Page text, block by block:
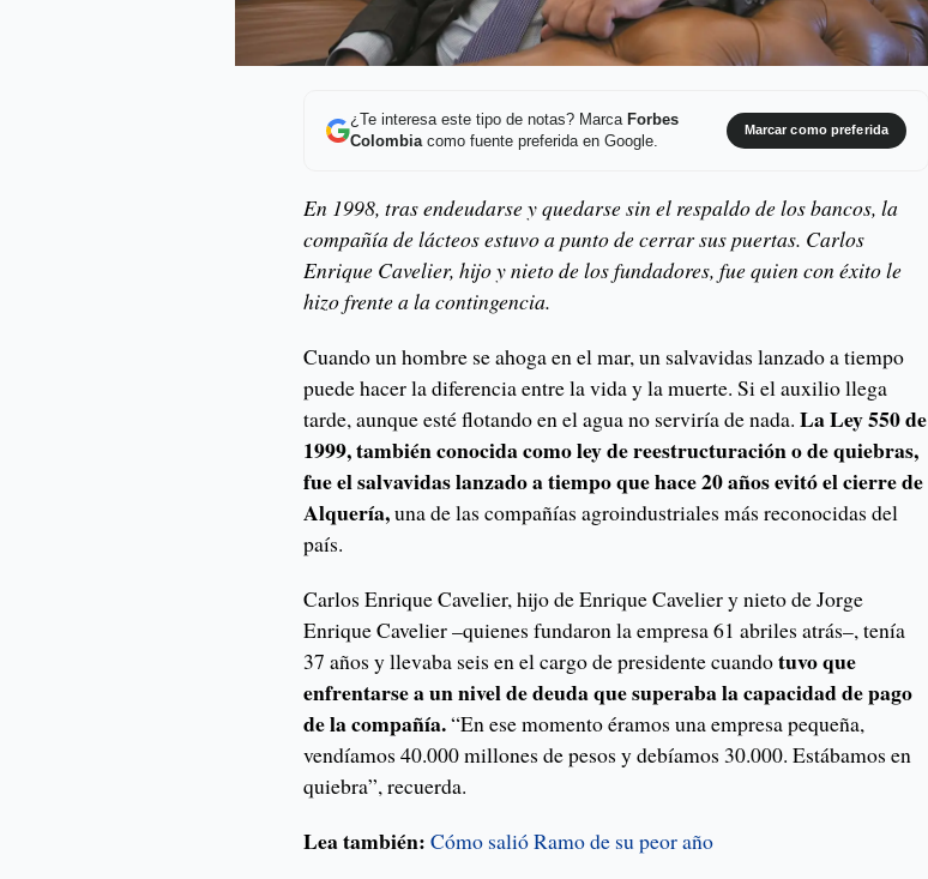
¿Te interesa este tipo de notas? Marca Forbes
Colombiacomo fuente preferida en Google.
Marcar como preferida
En 1998, tras endeudarse y quedarse sin el respaldo de los bancos, la
compañía de lácteos estuvo a punto de cerrar sus puertas. Carlos
Enrique Cavelier, hijo y nieto de los fundadores, fue quien con éxito le
hizo frente a la contingencia.
Cuando un hombre se ahoga en el mar, un salvavidas lanzado a tiempo
puede hacer la diferencia entre la vida y la muerte. Si el auxilio llega
tarde, aunque esté flotando en el agua no serviría de nada.La Ley 550 de
1999, también conocida como ley de reestructuración o de quiebras,
fue el salvavidas lanzado a tiempo que hace 20 años evitó el cierre de
Alquería,una de las compañías agroindustriales más reconocidas del
país.
Carlos Enrique Cavelier, hijo de Enrique Cavelier y nieto de Jorge
Enrique Cavelier –quienes fundaron la empresa 61 abriles atrás–, tenía
37 años y llevaba seis en el cargo de presidente cuandotuvo que
enfrentarse a un nivel de deuda que superaba la capacidad de pago
de la compañía.“En ese momento éramos una empresa pequeña,
vendíamos 40.000 millones de pesos y debíamos 30.000. Estábamos en
quiebra”, recuerda.
Lea también:Cómo salió Ramo de su peor año